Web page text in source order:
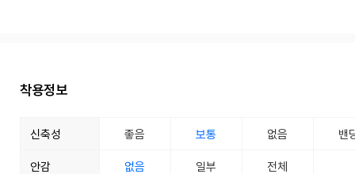
착용정보
신축성 좋음 보통 없음 밴
안감 없음 일부 전체